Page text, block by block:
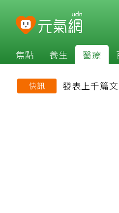
焦點 養生 醫療
快訊 發表上千篇